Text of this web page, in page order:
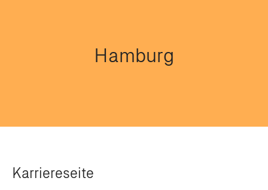
Hamburg
Karriereseite